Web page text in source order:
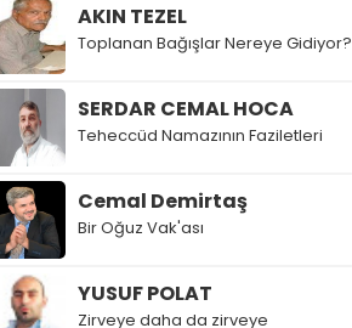
AKIN TEZEL
Toplanan Bağışlar Nereye Gidiyor?
SERDAR CEMAL HOCA
Teheccüd Namazının Faziletleri
Cemal Demirtaş
Bir Oğuz Vak'ası
YUSUF POLAT
Zirveye daha da zirveye